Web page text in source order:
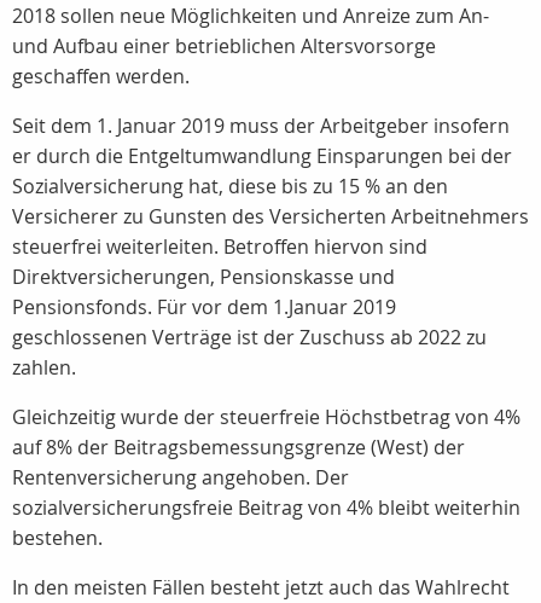
2018 sollen neue Möglichkeiten und Anreize zum An-
und Aufbau einer betrieblichen Altersvorsorge
geschaffen werden.
Seit dem 1. Januar 2019 muss der Arbeitgeber insofern
er durch die Entgeltumwandlung Einsparungen bei der
Sozialversicherung hat, diese bis zu 15 % an den
Versicherer zu Gunsten des Versicherten Arbeitnehmers
steuerfrei weiterleiten. Betroffen hiervon sind
Direktversicherungen, Pensionskasse und
Pensionsfonds. Für vor dem 1.Januar 2019
geschlossenen Verträge ist der Zuschuss ab 2022 zu
zahlen.
Gleichzeitig wurde der steuerfreie Höchstbetrag von 4%
auf 8% der Beitragsbemessungsgrenze (West) der
Rentenversicherung angehoben. Der
sozialversicherungsfreie Beitrag von 4% bleibt weiterhin
bestehen.
In den meisten Fällen besteht jetzt auch das Wahlrecht